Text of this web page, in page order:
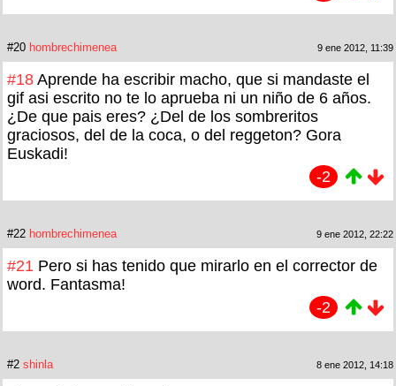
#20 hombrechimenea 9 ene 2012, 11:39
#18 Aprende ha escribir macho, que si mandaste el
gif asi escrito no te lo aprueba ni un niño de 6 años.
¿De que pais eres? ¿Del de los sombreritos
graciosos, del de la coca, o del reggeton? Gora
Euskadi!
-2
#22 hombrechimenea 9 ene 2012, 22:22
#21 Pero si has tenido que mirarlo en el corrector de
word. Fantasma!
-2
#2 shinla 8 ene 2012, 14:18